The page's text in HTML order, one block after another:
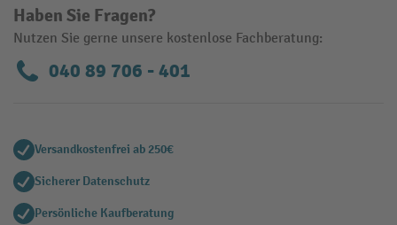
Haben Sie Fragen?
Nutzen Sie gerne unsere kostenlose Fachberatung:
040 89 706 - 401
Versandkostenfrei ab 250€
Sicherer Datenschutz
Persönliche Kaufberatung